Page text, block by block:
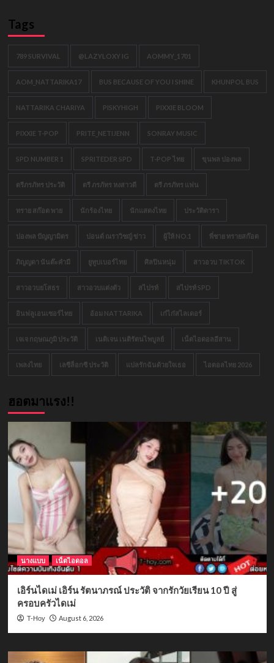
Tags
789 SURVIVAL @LAZYLOXY IG AOMMY_1701
AOM_NATTARIKA17 BUS BECAUSE OF YOU I SHINE KHUNPOL BUS
NATTARIKA CHARIYA PISKYHIGH PIXXIE BLOOM
PIXXIE T-POP PRITE_NETIJENN SONRAY MUSIC
SPD NUMBER 1 SPRITEDER SPD T-POP ไทย ขุนพล ปองพล
ตรีภรภัทร ประวัติ ตรี ภรภัทร หงสาวดี ตรี ภรภัทร แฟน
ทราย สก๊อต พาย นักร้องไทย นักแสดงไทย ประวัติดารา
ปองพล ปัญญามิตร ปอนด์ ณราวิชญ์ ข่าว ผู้ให้ NO.1 พี่ชาย ทรายสก๊อต
ภิญญดา นันต๊ะคำมี ยูทูบเบอร์ไทย ศิลปินหนุ่ม สาวอวบ TIKTOK
สาวอวบยโสธร สาวอวบแต่งตัว สไปรท์ สไปรท์ SPD
อินฟลูเอนเซอร์ไทย อ้อม NATTARIKA เก๋ไก๋สไลเดอร์
เจเจ กฤษณภูมิ ประวัติ เนติเจน เนติรัตนไพบูลย์ เน็ตไอดอลอีสาน
เพลงไทย เลซีล็อกซี ประวัติ แปลรักฉันด้วยใจเธอ ไอดอลไทย 2026
ฮอตมาแรง!!
นางแบบ เน็ตไอดอล
เอิร์นไดเม่ เอิร์น รัตนาภรณ์ ประวัติ จากรักวัยเรียน 10 ปี สู่
ครอบครัวไดเม่
T-Hoy August 6, 2026